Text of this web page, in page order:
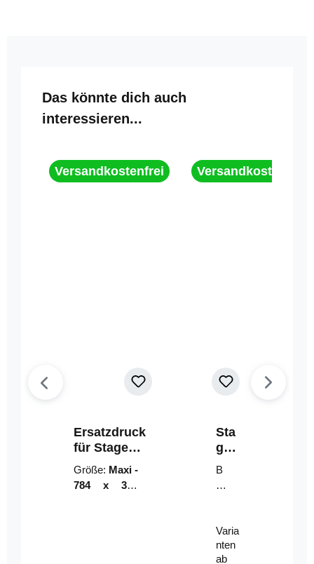
Produktgalerie überspringen
Das könnte dich auch
interessieren...
Versandkostenfrei
Ersatzdruck
für Stage
Riser
Größe: Maxi -
784 x 314
Versandkostenfrei
Sta
geri
ser-
LE
D-
el
B
un
mi
t
Varia
nten
ab